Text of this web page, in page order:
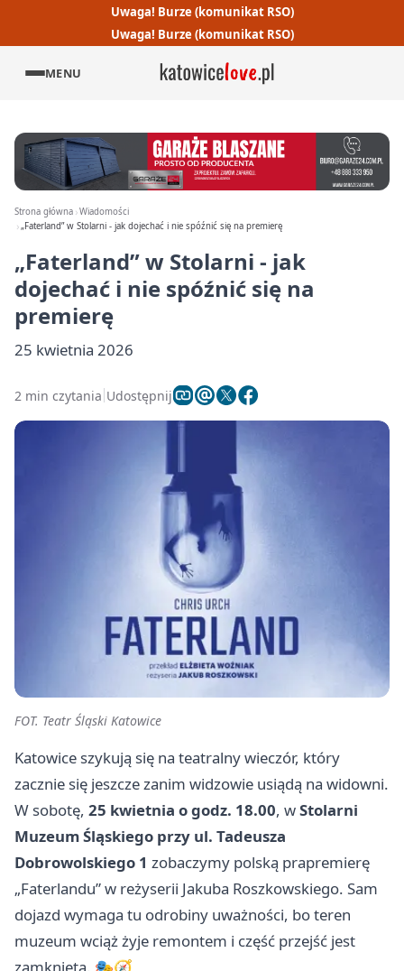
Uwaga! Burze (komunikat RSO)
Uwaga! Burze (komunikat RSO)
MENU
Strona główna Wiadomości
„Faterland” w Stolarni - jak dojechać i nie spóźnić się na premierę
„Faterland” w Stolarni - jak
dojechać i nie spóźnić się na
premierę
25 kwietnia 2026
2 min czytania Udostępnij
FOT. Teatr Śląski Katowice
Katowice szykują się na teatralny wieczór, który
zacznie się jeszcze zanim widzowie usiądą na widowni.
W sobotę, 25 kwietnia o godz. 18.00, wStolarni
Muzeum Śląskiego przy ul. Tadeusza
Dobrowolskiego 1 zobaczymy polską prapremierę
„Faterlandu” w reżyserii Jakuba Roszkowskiego. Sam
dojazd wymaga tu odrobiny uważności, bo teren
muzeum wciąż żyje remontem i część przejść jest
zamknięta. 🎭🧭